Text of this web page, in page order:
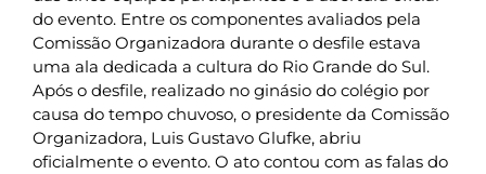
do evento. Entre os componentes avaliados pela
Comissão Organizadora durante o desfile estava
uma ala dedicada a cultura do Rio Grande do Sul.
Após o desfile, realizado no ginásio do colégio por
causa do tempo chuvoso, o presidente da Comissão
Organizadora, Luis Gustavo Glufke, abriu
oficialmente o evento. O ato contou com as falas do